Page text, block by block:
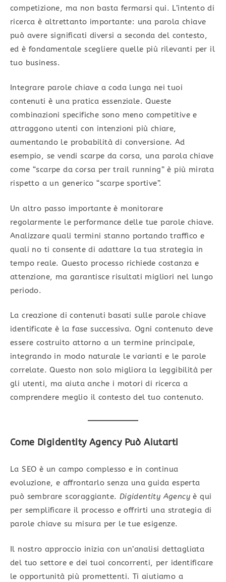
competizione, ma non basta fermarsi qui. L’intento di
ricerca è altrettanto importante: una parola chiave
può avere significati diversi a seconda del contesto,
ed è fondamentale scegliere quelle più rilevanti per il
tuo business.
Integrare parole chiave a coda lunga nei tuoi
contenuti è una pratica essenziale. Queste
combinazioni specifiche sono meno competitive e
attraggono utenti con intenzioni più chiare,
aumentando le probabilità di conversione. Ad
esempio, se vendi scarpe da corsa, una parola chiave
come “scarpe da corsa per trail running” è più mirata
rispetto a un generico “scarpe sportive”.
Un altro passo importante è monitorare
regolarmente le performance delle tue parole chiave.
Analizzare quali termini stanno portando traffico e
quali no ti consente di adattare la tua strategia in
tempo reale. Questo processo richiede costanza e
attenzione, ma garantisce risultati migliori nel lungo
periodo.
La creazione di contenuti basati sulle parole chiave
identificate è la fase successiva. Ogni contenuto deve
essere costruito attorno a un termine principale,
integrando in modo naturale le varianti e le parole
correlate. Questo non solo migliora la leggibilità per
gli utenti, ma aiuta anche i motori di ricerca a
comprendere meglio il contesto del tuo contenuto.
Come Digidentity Agency Può Aiutarti
La SEO è un campo complesso e in continua
evoluzione, e affrontarlo senza una guida esperta
può sembrare scoraggiante. Digidentity Agency è qui
per semplificare il processo e offrirti una strategia di
parole chiave su misura per le tue esigenze.
Il nostro approccio inizia con un’analisi dettagliata
del tuo settore e dei tuoi concorrenti, per identificare
le opportunità più promettenti. Ti aiutiamo a